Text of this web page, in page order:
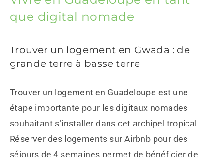
que digital nomade
Trouver un logement en Gwada : de
grande terre à basse terre
Trouver un logement en Guadeloupe est une
étape importante pour les digitaux nomades
souhaitant s’installer dans cet archipel tropical.
Réserver des logements sur Airbnb pour des
séjours de 4 semaines permet de bénéficier de